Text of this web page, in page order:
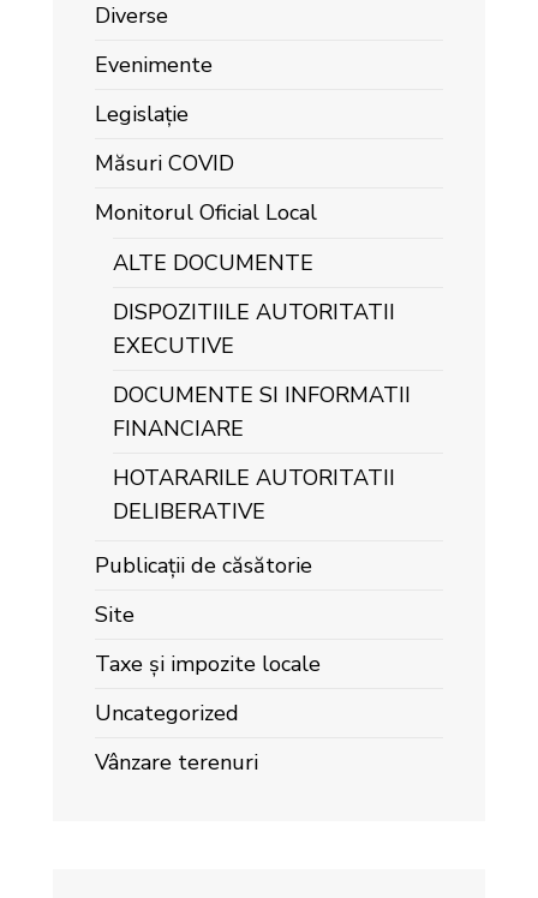
Diverse
Evenimente
Legislație
Măsuri COVID
Monitorul Oficial Local
ALTE DOCUMENTE
DISPOZITIILE AUTORITATII
EXECUTIVE
DOCUMENTE SI INFORMATII
FINANCIARE
HOTARARILE AUTORITATII
DELIBERATIVE
Publicații de căsătorie
Site
Taxe și impozite locale
Uncategorized
Vânzare terenuri